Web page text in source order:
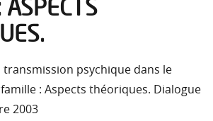
transmission psychique dans le
: Aspects théoriques. Dialogue
2003